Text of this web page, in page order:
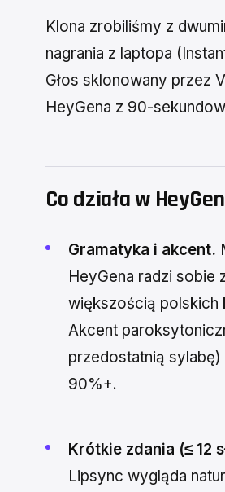
Klona zrobiliśmy z
nagrania z laptopa
Głos sklonowany przez
HeyGena z 90-
Co działa w
Gramatyka i akcent.
HeyGena radzi sobie
większością polskich
Akcent
przedostatnią
90%+.
Krótkie zdania (≤ 12
Lipsync wygląda